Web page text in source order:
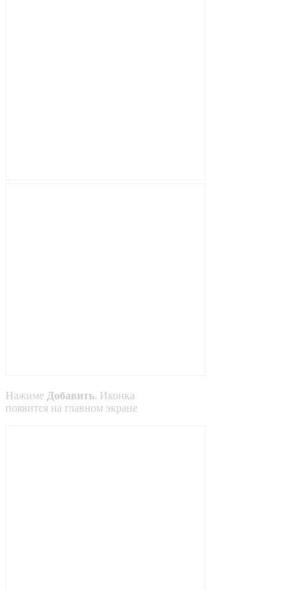
Нажиме Добавить. Иконка
появится на главном экране